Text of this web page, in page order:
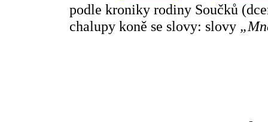
podle kroniky rodiny Součků
chalupy koně se slovy: slovy